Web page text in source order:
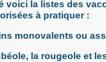
voici la listes des
à pratiquer :
monovalents ou
la rougeole et